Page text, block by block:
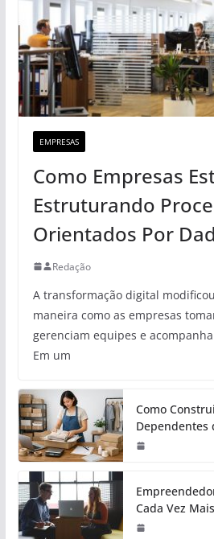
EMPRESAS
Como Empresas
Estruturando
Orientados Por
Redação
A transformação digital
maneira como as empresas
gerenciam equipes e
Em um
Como
Dependentes
Cada Vez